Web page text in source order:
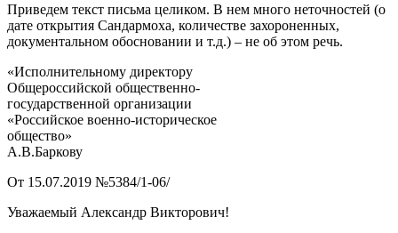
Приведем текст письма целиком. В нем много неточностей (о
дате открытия Сандармоха, количестве захороненных,
документальном обосновании и т.д.) – не об этом речь.
«Исполнительному директору
Общероссийской общественно-
государственной организации
«Российское военно-историческое
общество»
А.В.Баркову
От 15.07.2019 №5384/1-06/
Уважаемый Александр Викторович!